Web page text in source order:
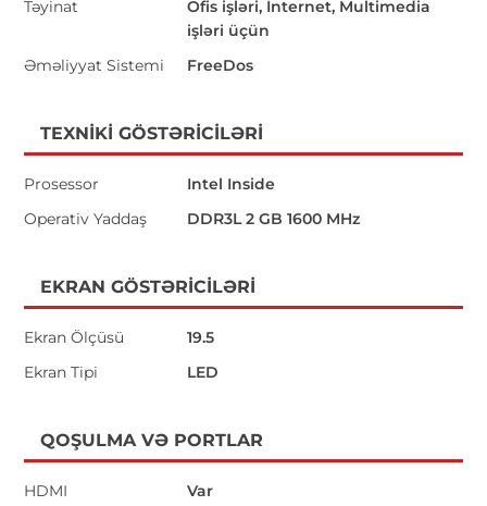
Təyinat
Ofis işləri, İnternet, Multimedia
işləri üçün
Əməliyyat Sistemi
FreeDos
TEXNIKI GÖSTƏRICILƏRI
Prosessor
Intel Inside
Operativ Yaddaş
DDR3L 2 GB 1600 MHz
EKRAN GÖSTƏRICILƏRI
Ekran Ölçüsü
19.5
Ekran Tipi
LED
QOŞULMA VƏ PORTLAR
HDMI Var